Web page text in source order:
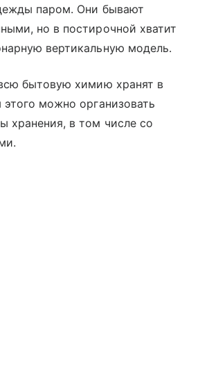
паром. Они бывают
но в постирочной хватит
вертикальную модель.
бытовую химию хранят в
можно организовать
хранения, в том числе со